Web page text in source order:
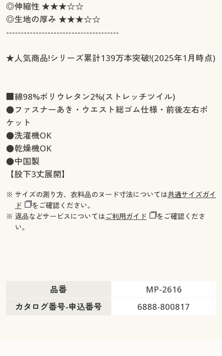
◎伸縮性 ★★★☆☆
◎生地の厚み ★★★☆☆
--------------------------------------
★人気商品!シリーズ累計139万本突破!(2025年1月時点)
■綿98%ポリウレタン2%(ストレッチツイル)
●ファスナーあき・ウエスト総ゴム仕様・前後左右ポ
ケット
●洗濯機OK
●乾燥機OK
●中国製
【股下3丈展開】
※ サイズの測り方、衣料品のヌード寸法については共通サイズガイ
ド
をご確認ください。
※ 返品などサービスについてはご利用ガイド
をご確認くださ
い。
品番
MP-2616
カタログ番号-申込番号
6888-800817